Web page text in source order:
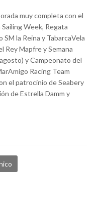
muy completa con el
Week, Regata
la Reina y TabarcaVela
Rey Mapfre y Semana
y Campeonato del
Racing Team
el patrocinio de Seabery
de Estrella Damm y